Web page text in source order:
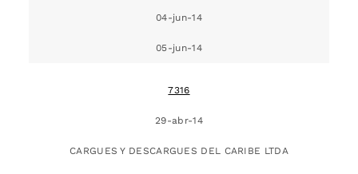
04-jun-14
05-jun-14
7316
29-abr-14
CARGUES Y DESCARGUES DEL CARIBE LTDA